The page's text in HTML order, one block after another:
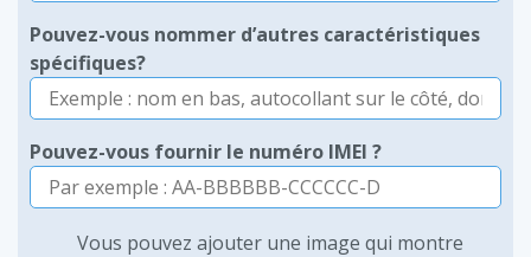
Pouvez-vous nommer d’autres caractéristiques
spécifiques?
Pouvez-vous fournir le numéro IMEI ?
Vous pouvez ajouter une image qui montre